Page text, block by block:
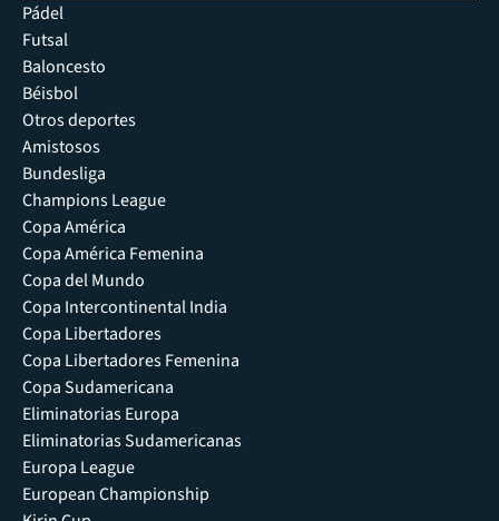
Pádel
Futsal
Baloncesto
Béisbol
Otros deportes
Amistosos
Bundesliga
Champions League
Copa América
Copa América Femenina
Copa del Mundo
Copa Intercontinental India
Copa Libertadores
Copa Libertadores Femenina
Copa Sudamericana
Eliminatorias Europa
Eliminatorias Sudamericanas
Europa League
European Championship